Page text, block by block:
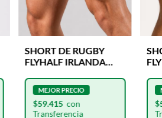
SHORT DE RUGBY
FLYHALF IRLANDA
$59.415